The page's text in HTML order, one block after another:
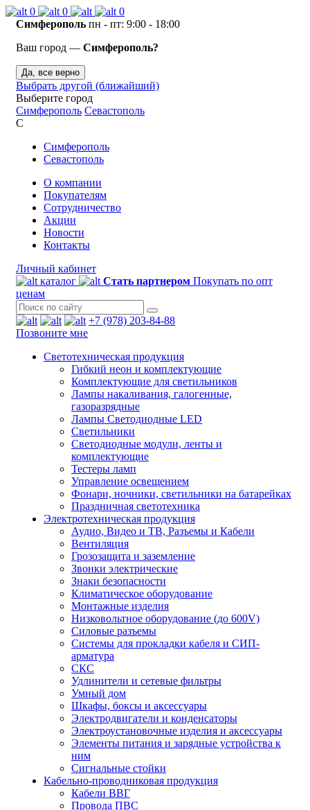
0 0
0
Симферополь пн - пт: 9:00 - 18:00
Ваш город — Симферополь?
Да, все верно
Выбрать другой (ближайший)
Выберите город
Симферополь Севастополь
С
Симферополь
Севастополь
О компании
Покупателям
Сотрудничество
Акции
Новости
Контакты
Личный кабинет
каталог
Стать партнером Покупать по опт
ценам
+7 (978) 203-84-88
Позвоните мне
Светотехническая продукция
Гибкий неон и комплектующие
Комплектующие для светильников
Лампы накаливания, галогенные,
газоразрядные
Лампы Светодиодные LED
Светильники
Светодиодные модули, ленты и
комплектующие
Тестеры ламп
Управление освещением
Фонари, ночники, светильники на батарейках
Праздничная светотехника
Электротехническая продукция
Аудио, Видео и ТВ, Разъемы и Кабели
Вентиляция
Грозозащита и заземление
Звонки электрические
Знаки безопасности
Климатическое оборудование
Монтажные изделия
Низковольтное оборудование (до 600V)
Силовые разъемы
Системы для прокладки кабеля и СИП-
арматура
СКС
Удлинители и сетевые фильтры
Умный дом
Шкафы, боксы и аксессуары
Электродвигатели и конденсаторы
Электроустановочные изделия и аксессуары
Элементы питания и зарядные устройства к
ним
Сигнальные стойки
Кабельно-проводниковая продукция
Кабели ВВГ
Провода ПВС